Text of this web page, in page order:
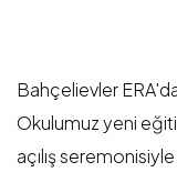
Bahçelievler
Okulumuz yeni
açılış